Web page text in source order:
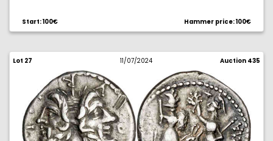
Start: 100€ Hammer price: 100€
Lot 27 11/07/2024 Auction 435